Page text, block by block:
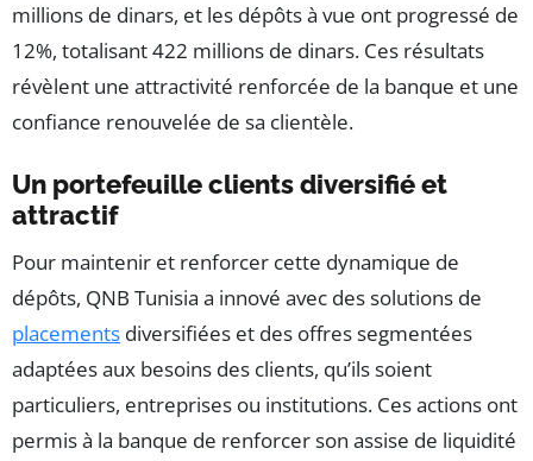
millions de dinars, et les dépôts à vue ont progressé de
12%, totalisant 422 millions de dinars. Ces résultats
révèlent une attractivité renforcée de la banque et une
confiance renouvelée de sa clientèle.
Un portefeuille clients diversifié et
attractif
Pour maintenir et renforcer cette dynamique de
dépôts, QNB Tunisia a innové avec des solutions de
placements diversifiées et des offres segmentées
adaptées aux besoins des clients, qu’ils soient
particuliers, entreprises ou institutions. Ces actions ont
permis à la banque de renforcer son assise de liquidité